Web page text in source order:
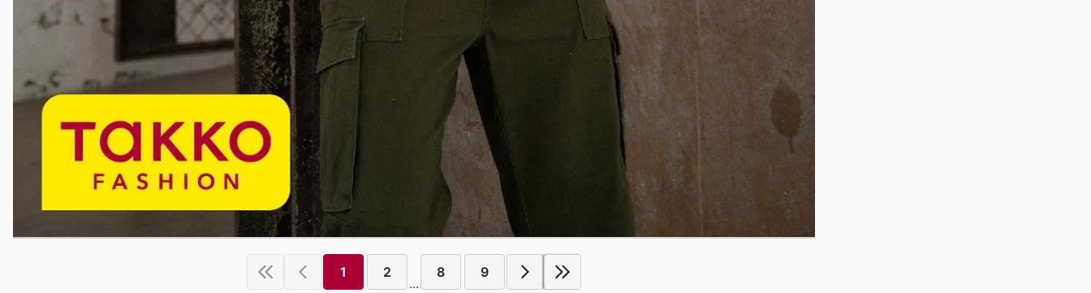
1 2
...
8 9